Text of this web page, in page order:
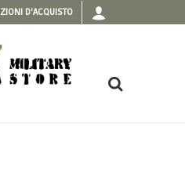
D'ACQUISTO